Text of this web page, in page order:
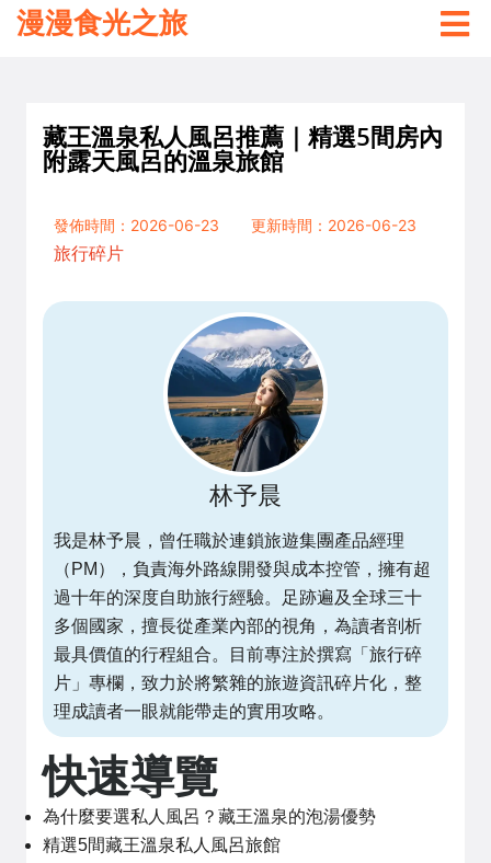
漫漫食光之旅
藏王溫泉私人風呂推薦｜精選5間房內
附露天風呂的溫泉旅館
發佈時間：2026-06-23
更新時間：2026-06-23
旅行碎片
林予晨
我是林予晨，曾任職於連鎖旅遊集團產品經理
（PM），負責海外路線開發與成本控管，擁有超
過十年的深度自助旅行經驗。足跡遍及全球三十
多個國家，擅長從產業內部的視角，為讀者剖析
最具價值的行程組合。目前專注於撰寫「旅行碎
片」專欄，致力於將繁雜的旅遊資訊碎片化，整
理成讀者一眼就能帶走的實用攻略。
快速導覽
為什麼要選私人風呂？藏王溫泉的泡湯優勢
精選5間藏王溫泉私人風呂旅館